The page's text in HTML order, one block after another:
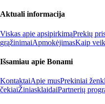
Aktuali informacija
Viskas apie apsipirkimąPrekių
grąžinimaiApmokėjimasKaip
Išsamiau apie Bonami
KontaktaiApie musPrekiniai
čekiaiŽiniasklaidaiPartnerių